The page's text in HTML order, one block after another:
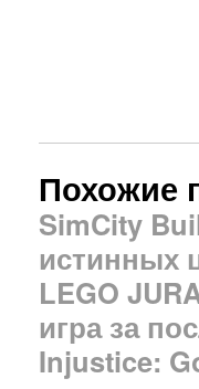
Похожие
SimCity
истинных
LEGO
игра за
Injustice: